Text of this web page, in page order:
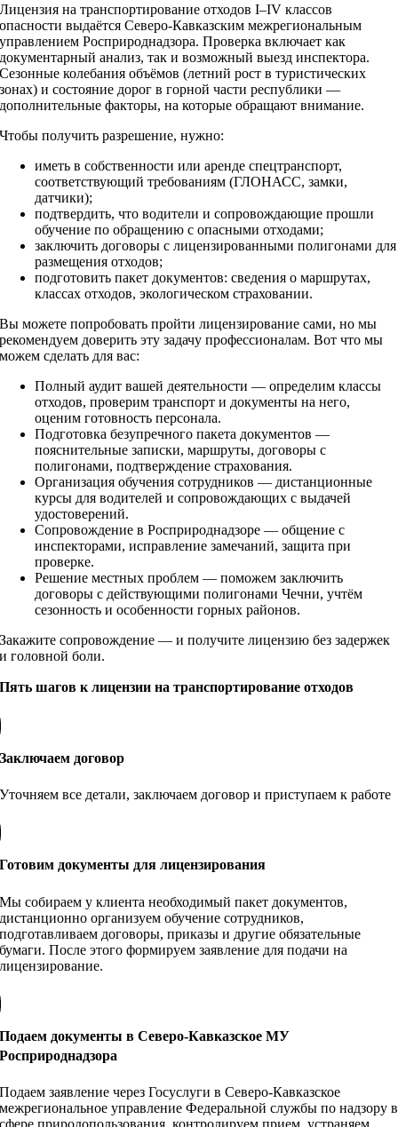
Лицензия на транспортирование отходов I–IV классов
опасности выдаётся Северо-Кавказским межрегиональным
управлением Росприроднадзора. Проверка включает как
документарный анализ, так и возможный выезд инспектора.
Сезонные колебания объёмов (летний рост в туристических
зонах) и состояние дорог в горной части республики —
дополнительные факторы, на которые обращают внимание.
Чтобы получить разрешение, нужно:
иметь в собственности или аренде спецтранспорт,
соответствующий требованиям (ГЛОНАСС, замки,
датчики);
подтвердить, что водители и сопровождающие прошли
обучение по обращению с опасными отходами;
заключить договоры с лицензированными полигонами для
размещения отходов;
подготовить пакет документов: сведения о маршрутах,
классах отходов, экологическом страховании.
Вы можете попробовать пройти лицензирование сами, но мы
рекомендуем доверить эту задачу профессионалам. Вот что мы
можем сделать для вас:
Полный аудит вашей деятельности — определим классы
отходов, проверим транспорт и документы на него,
оценим готовность персонала.
Подготовка безупречного пакета документов —
пояснительные записки, маршруты, договоры с
полигонами, подтверждение страхования.
Организация обучения сотрудников — дистанционные
курсы для водителей и сопровождающих с выдачей
удостоверений.
Сопровождение в Росприроднадзоре — общение с
инспекторами, исправление замечаний, защита при
проверке.
Решение местных проблем — поможем заключить
договоры с действующими полигонами Чечни, учтём
сезонность и особенности горных районов.
Закажите сопровождение — и получите лицензию без задержек
и головной боли.
Пять шагов к лицензии на транспортирование отходов
Заключаем договор
Уточняем все детали, заключаем договор и приступаем к работе
Готовим документы для лицензирования
Мы собираем у клиента необходимый пакет документов,
дистанционно организуем обучение сотрудников,
подготавливаем договоры, приказы и другие обязательные
бумаги. После этого формируем заявление для подачи на
лицензирование.
Подаем документы в Северо-Кавказское МУ
Росприроднадзора
Подаем заявление через Госуслуги в Северо-Кавказское
межрегиональное управление Федеральной службы по надзору в